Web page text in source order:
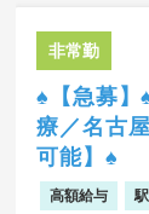
非常勤
♠【急募】
療／名古
可能】♠
高額給与